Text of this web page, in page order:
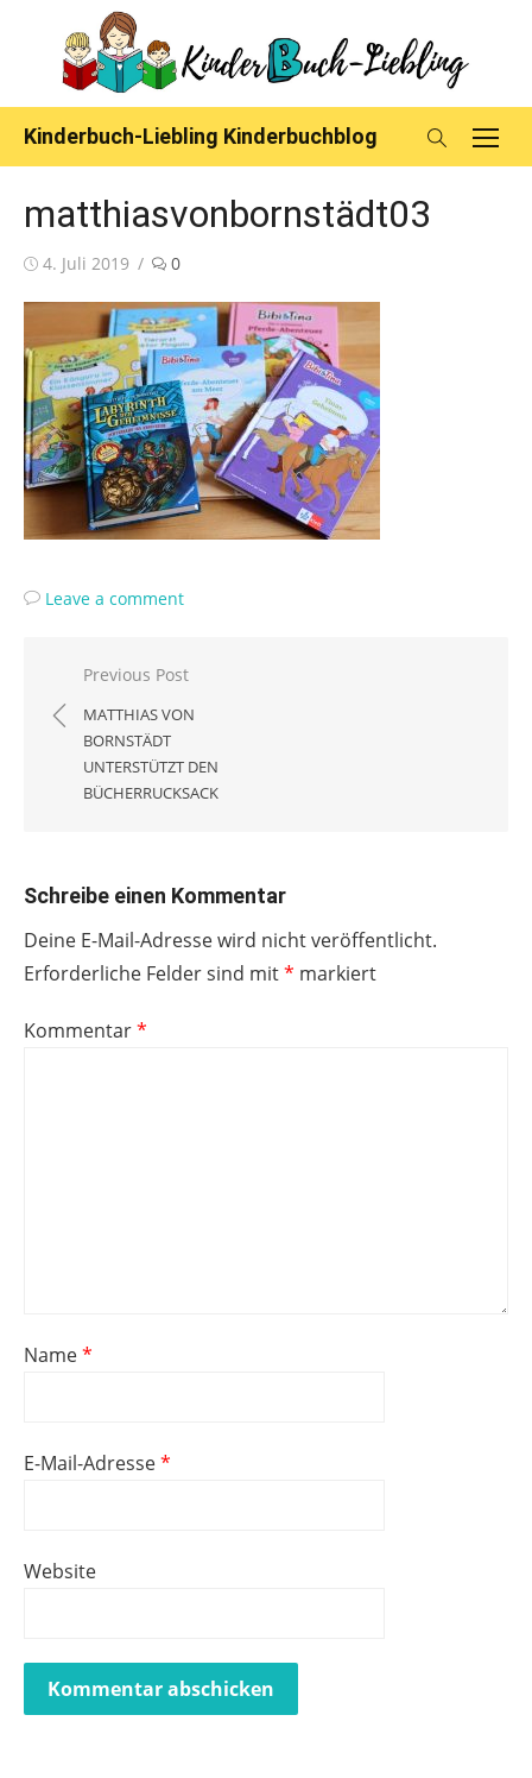
content
Kinderbuch-Liebling Kinderbuchblog
matthiasvonbornstädt03
Posted
4. Juli 2019 0
Leave a comment
Beitragsnavigation
Previous Post
MATTHIAS VON
BORNSTÄDT
UNTERSTÜTZT DEN
BÜCHERRUCKSACK
Schreibe einen Kommentar
Deine E-Mail-Adresse wird nicht veröffentlicht.
Erforderliche Felder sind mit* markiert
Kommentar*
Name*
E-Mail-Adresse*
Website